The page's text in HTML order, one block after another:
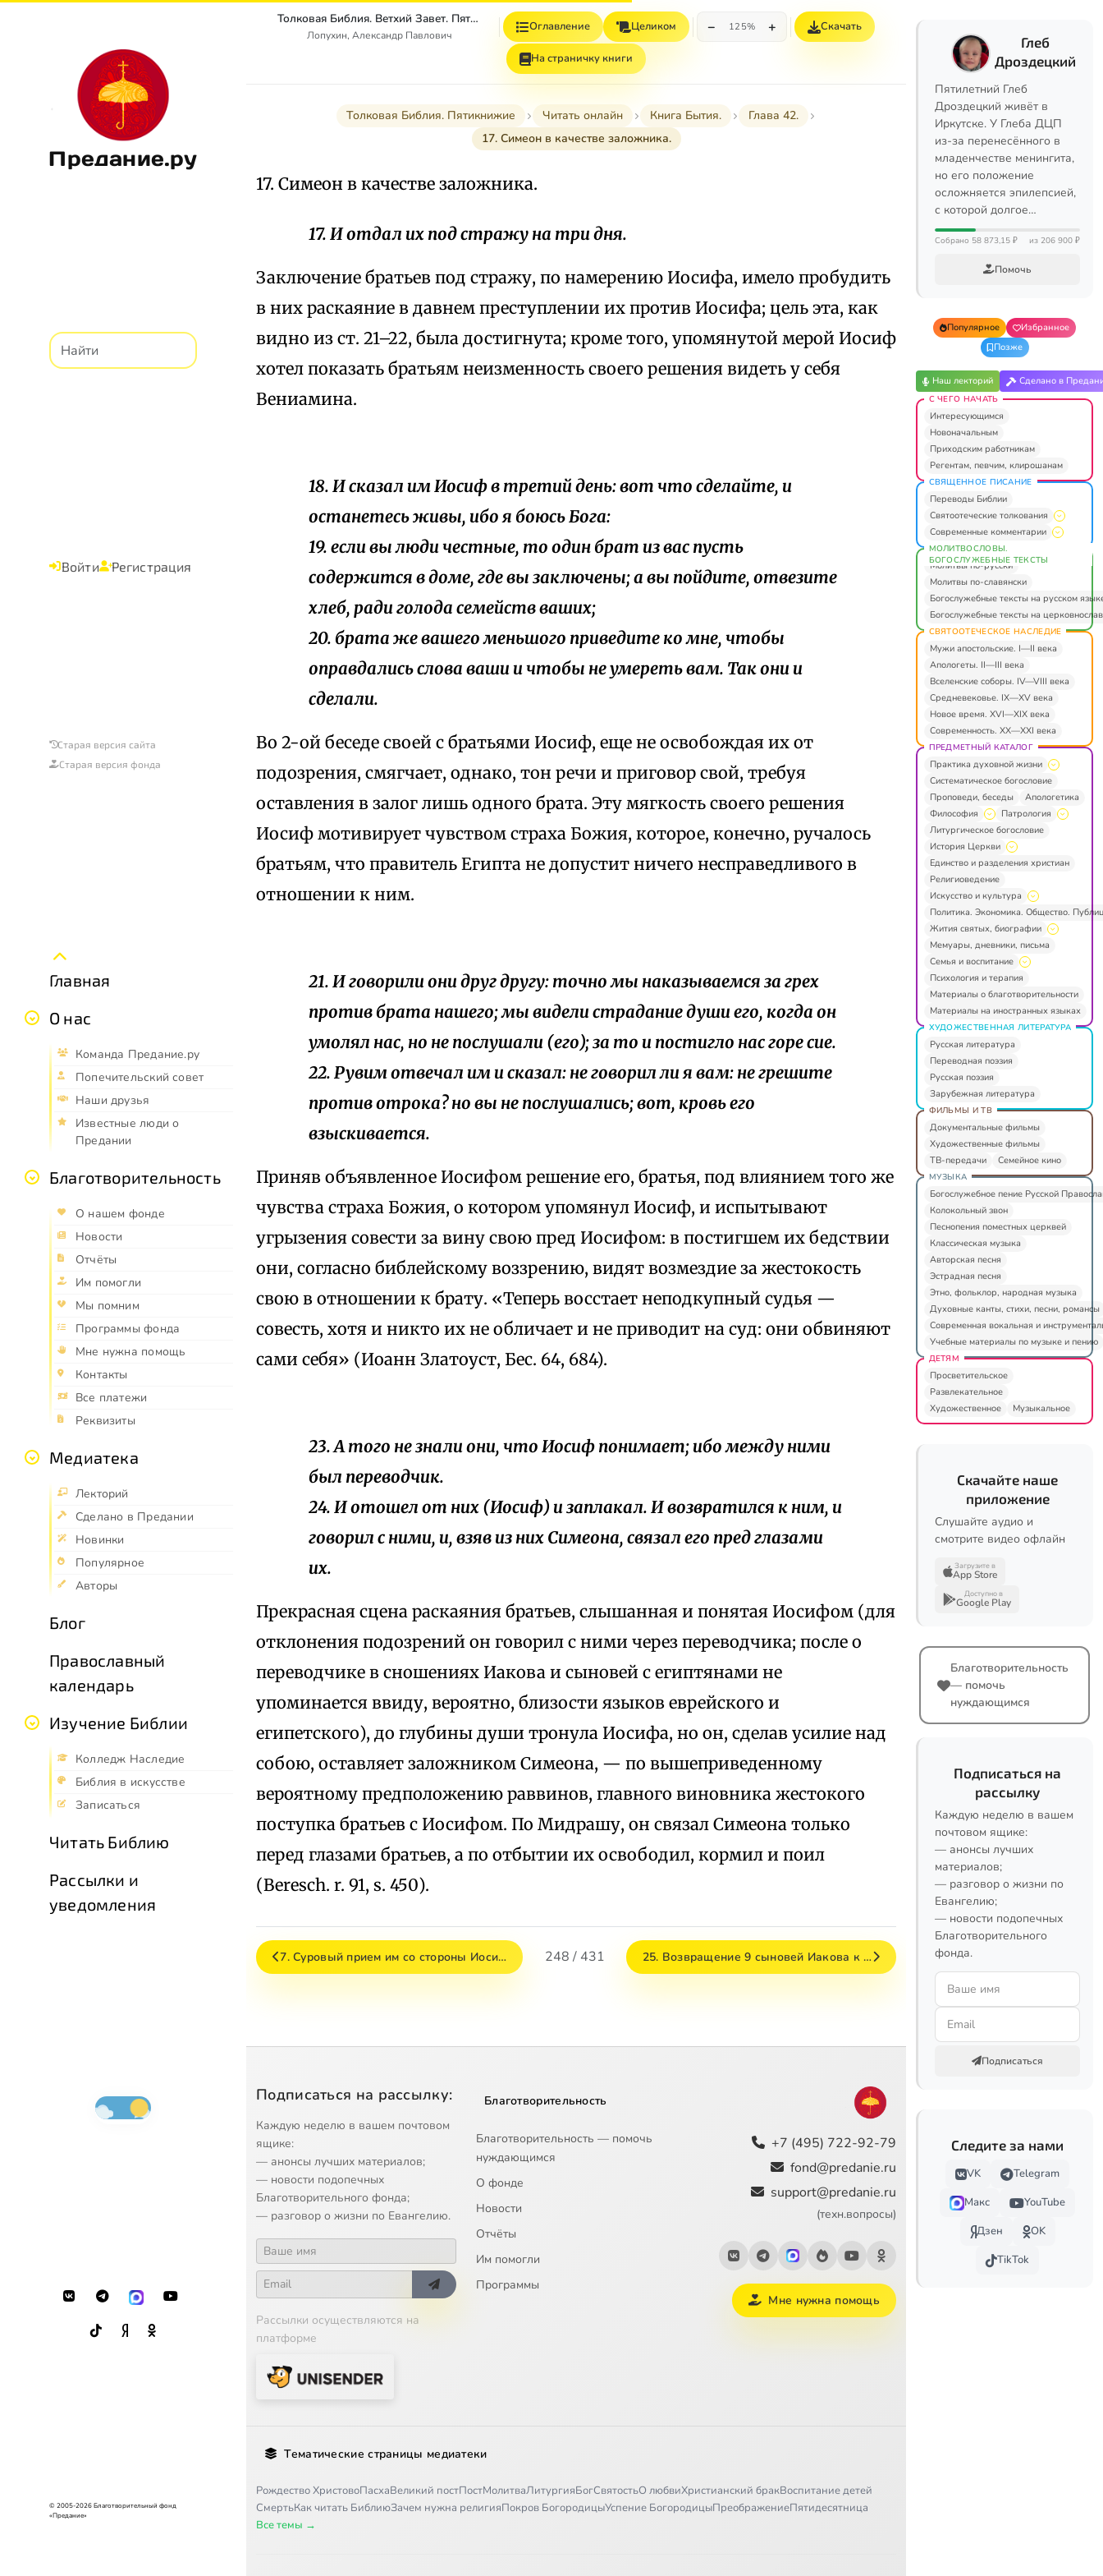
Предание.ру
Войти Регистрация
Старая версия сайта
Старая версия фонда
Главная
О нас
Команда Предание.ру
Попечительский совет
Наши друзья
Известные люди о
Предании
Благотворительность
О нашем фонде
Новости
Отчёты
Им помогли
Мы помним
Программы фонда
Мне нужна помощь
Контакты
Все платежи
Реквизиты
Медиатека
Лекторий
Сделано в Предании
Новинки
Популярное
Авторы
Блог
Православный
календарь
Изучение Библии
Колледж Наследие
Библия в искусстве
Записаться
Читать Библию
Рассылки и
уведомления
© 2005-2026 Благотворительный фонд
«Предание»
Толковая Библия. Ветхий Завет. Пятикнижие.
Лопухин, Александр Павлович
Оглавление Целиком − 125% + Скачать
На страничку книги
Толковая Библия. Пятикнижие Читать онлайн Книга Бытия.
Глава 42.
17. Симеон в качестве заложника.
17. Симеон в качестве заложника.
17. И отдал их под стражу на три дня.
Заключение братьев под стражу, по намерению Иосифа, имело пробудить
в них раскаяние в давнем преступлении их против Иосифа; цель эта, как
видно из ст. 21–22, была достигнута; кроме того, упомянутой мерой Иосиф
хотел показать братьям неизменность своего решения видеть у себя
Вениамина.
18. И сказал им Иосиф в третий день: вот что сделайте, и
останетесь живы, ибо я боюсь Бога:
19. если вы люди честные, то один брат из вас пусть
содержится в доме, где вы заключены; а вы пойдите, отвезите
хлеб, ради голода семейств ваших;
20. брата же вашего меньшого приведите ко мне, чтобы
оправдались слова ваши и чтобы не умереть вам. Так они и
сделали.
Во 2-ой беседе своей с братьями Иосиф, еще не освобождая их от
подозрения, смягчает, однако, тон речи и приговор свой, требуя
оставления в залог лишь одного брата. Эту мягкость своего решения
Иосиф мотивирует чувством страха Божия, которое, конечно, ручалось
братьям, что правитель Египта не допустит ничего несправедливого в
отношении к ним.
21. И говорили они друг другу: точно мы наказываемся за грех
против брата нашего; мы видели страдание души его, когда он
умолял нас, но не послушали (его); за то и постигло нас горе сие.
22. Рувим отвечал им и сказал: не говорил ли я вам: не грешите
против отрока? но вы не послушались; вот, кровь его
взыскивается.
Приняв объявленное Иосифом решение его, братья, под влиянием того же
чувства страха Божия, о котором упомянул Иосиф, и испытывают
угрызения совести за вину свою пред Иосифом: в постигшем их бедствии
они, согласно библейскому воззрению, видят возмездие за жестокость
свою в отношении к брату. «Теперь восстает неподкупный судья —
совесть, хотя и никто их не обличает и не приводит на суд: они обвиняют
сами себя» (Иоанн Златоуст, Бес. 64, 684).
23. А того не знали они, что Иосиф понимает; ибо между ними
был переводчик.
24. И отошел от них (Иосиф) и заплакал. И возвратился к ним, и
говорил с ними, и, взяв из них Симеона, связал его пред глазами
их.
Прекрасная сцена раскаяния братьев, слышанная и понятая Иосифом (для
отклонения подозрений он говорил с ними через переводчика; после о
переводчике в сношениях Иакова и сыновей с египтянами не
упоминается ввиду, вероятно, близости языков еврейского и
египетского), до глубины души тронула Иосифа, но он, сделав усилие над
собою, оставляет заложником Симеона, — по вышеприведенному
вероятному предположению раввинов, главного виновника жестокого
поступка братьев с Иосифом. По Мидрашу, он связал Симеона только
перед глазами братьев, а по отбытии их освободил, кормил и поил
(Beresch. r. 91, s. 450).
7. Суровый прием им со стороны Иоси… 248 / 431 25. Возвращение 9 сыновей Иакова к …
Подписаться на рассылку:
Каждую неделю в вашем почтовом
ящике:
— анонсы лучших материалов;
— новости подопечных
Благотворительного фонда;
— разговор о жизни по Евангелию.
Рассылки осуществляются на
платформе
Благотворительность
Благотворительность — помочь
нуждающимся
О фонде
Новости
Отчёты
Им помогли
Программы
+7 (495) 722-92-79
fond@predanie.ru
support@predanie.ru
(техн.вопросы)
Мне нужна помощь
Тематические страницы медиатеки
Рождество ХристовоПасхаВеликий постПостМолитваЛитургияБогСвятостьО любвиХристианский бракВоспитание детей
СмертьКак читать БиблиюЗачем нужна религияПокров БогородицыУспение БогородицыПреображениеПятидесятница
Все темы →
Глеб
Дроздецкий
Пятилетний Глеб
Дроздецкий живёт в
Иркутске. У Глеба ДЦП
из-за перенесённого в
младенчестве менингита,
но его положение
осложняется эпилепсией,
с которой долгое…
Собрано 58 873,15 ₽ из 206 900 ₽
Помочь
Популярное
Избранное
Позже
Наш лекторий Сделано в
С ЧЕГО НАЧАТЬ
Интересующимся
Новоначальным
Приходским работникам
Регентам, певчим, клирошанам
СВЯЩЕННОЕ ПИСАНИЕ
Переводы Библии
Святоотеческие толкования
Современные комментарии
МОЛИТВОСЛОВЫ.
БОГОСЛУЖЕБНЫЕ ТЕКСТЫ
Молитвы по-русски
Молитвы по-славянски
Богослужебные тексты на русском
Богослужебные тексты на
СВЯТООТЕЧЕСКОЕ НАСЛЕДИЕ
Мужи апостольские. I—II века
Апологеты. II—III века
Вселенские соборы. IV—VIII века
Средневековье. IX—XV века
Новое время. XVI—XIX века
Современность. XX—XXI века
ПРЕДМЕТНЫЙ КАТАЛОГ
Практика духовной жизни
Систематическое богословие
Проповеди, беседы
Апологетика
Философия
Патрология
Литургическое богословие
История Церкви
Единство и разделения христиан
Религиоведение
Искусство и культура
Политика. Экономика. Общество.
Жития святых, биографии
Мемуары, дневники, письма
Семья и воспитание
Психология и терапия
Материалы о благотворительности
Материалы на иностранных языках
ХУДОЖЕСТВЕННАЯ ЛИТЕРАТУРА
Русская литература
Переводная поэзия
Русская поэзия
Зарубежная литература
ФИЛЬМЫ И ТВ
Документальные фильмы
Художественные фильмы
ТВ-передачи
Семейное кино
МУЗЫКА
Богослужебное пение Русской
Колокольный звон
Песнопения поместных церквей
Классическая музыка
Авторская песня
Эстрадная песня
Этно, фольклор, народная музыка
Духовные канты, стихи, песни, романсы
Современная вокальная и
Учебные материалы по музыке и пению
ДЕТЯМ
Просветительское
Развлекательное
Художественное
Музыкальное
Скачайте наше
приложение
Слушайте аудио и
смотрите видео офлайн
Загрузите в
App Store
Доступно в
Google Play
Благотворительность
— помочь
нуждающимся
Подписаться на
рассылку
Каждую неделю в вашем
почтовом ящике:
— анонсы лучших
материалов;
— разговор о жизни по
Евангелию;
— новости подопечных
Благотворительного
фонда.
Подписаться
Следите за нами
VK
Telegram
Макс
YouTube
Дзен
OK
TikTok